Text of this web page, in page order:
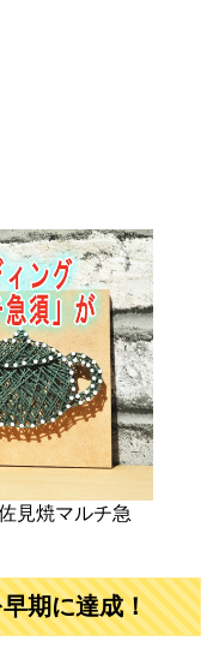
見焼マルチ急
期に達成！